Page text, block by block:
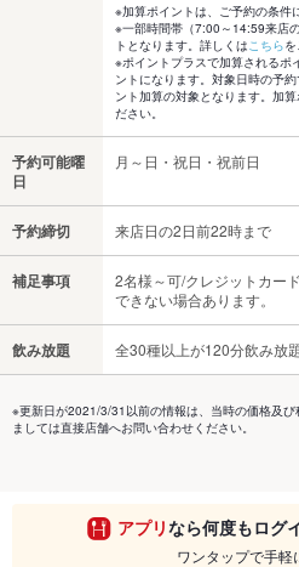
※加算ポイントは、ご予約の条件
※一部時間帯（7:00～14:59来店
トとなります。詳しくはこちら
※ポイントプラスで加算されるポ
ントになります。対象日時の予
ント加算の対象となります。加
ださい。
予約可能曜
日
月～日・祝日・祝前日
予約締切 来店日の2日前22時まで
補足事項
2名様～可/クレジットカー
できない場合あります。
飲み放題 全30種以上が120分飲み放
※更新日が2021/3/31以前の情報は、当時の価格及
ましては直接店舗へお問い合わせください。
アプリなら何度もログ
ワンタップで手軽